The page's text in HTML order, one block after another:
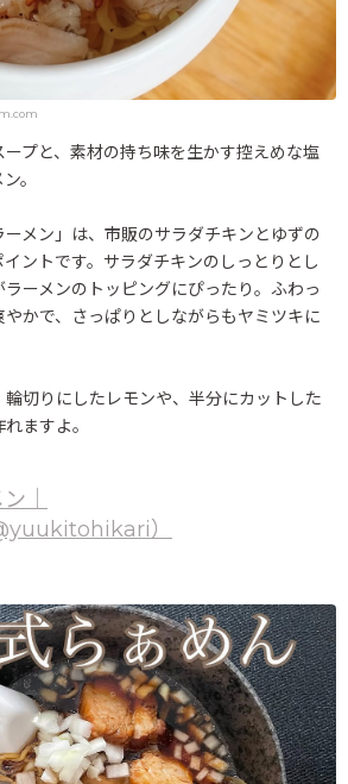
プと、素材の持ち味を生かす控えめな塩
。
メン」は、市販のサラダチキンとゆずの
ントです。サラダチキンのしっとりとし
ーメンのトッピングにぴったり。ふわっ
かで、さっぱりとしながらもヤミツキに
切りにしたレモンや、半分にカットした
ますよ。
｜
）